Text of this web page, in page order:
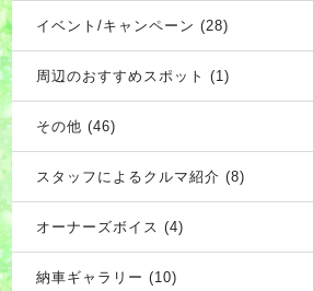
イベント/キャンペーン (28)
周辺のおすすめスポット (1)
その他 (46)
スタッフによるクルマ紹介 (8)
オーナーズボイス (4)
納車ギャラリー (10)